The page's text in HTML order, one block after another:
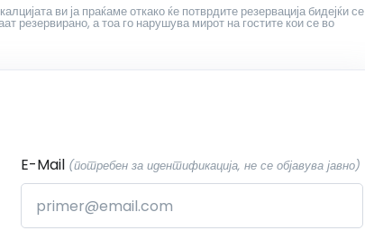
ви ја праќаме откако ќе потврдите резервација бидејќи се
резервирано, а тоа го нарушува мирот на гостите кои се во
E-Mail (потребен за идентификација, не се објавува јавно)